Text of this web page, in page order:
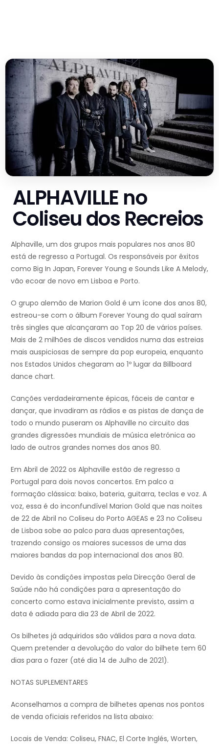
ALPHAVILLE no
Coliseu dos Recreios
Alphaville, um dos grupos mais populares nos anos 80
está de regresso a Portugal. Os responsáveis por êxitos
como Big In Japan, Forever Young e Sounds Like A Melody,
vão ecoar de novo em Lisboa e Porto.
O grupo alemão de Marion Gold é um ícone dos anos 80,
estreou-se com o álbum Forever Young do qual saíram
três singles que alcançaram ao Top 20 de vários países.
Mais de 2 milhões de discos vendidos numa das estreias
mais auspiciosas de sempre da pop europeia, enquanto
nos Estados Unidos chegaram ao 1º lugar da Billboard
dance chart.
Canções verdadeiramente épicas, fáceis de cantar e
dançar, que invadiram as rádios e as pistas de dança de
todo o mundo puseram os Alphaville no circuito das
grandes digressões mundiais de música eletrónica ao
lado de outros grandes nomes dos anos 80.
Em Abril de 2022 os Alphaville estão de regresso a
Portugal para dois novos concertos. Em palco a
formação clássica: baixo, bateria, guitarra, teclas e voz. A
voz, essa é do inconfundível Marion Gold que nas noites
de 22 de Abril no Coliseu do Porto AGEAS e 23 no Coliseu
de Lisboa sobe ao palco para duas apresentações,
trazendo consigo os maiores sucessos de uma das
maiores bandas da pop internacional dos anos 80.
Devido às condições impostas pela Direcção Geral de
Saúde não há condições para a apresentação do
concerto como estava inicialmente previsto, assim a
data é adiada para dia 23 de Abril de 2022.
Os bilhetes já adquiridos são válidos para a nova data.
Quem pretender a devolução do valor do bilhete tem 60
dias para o fazer (até dia 14 de Julho de 2021).
NOTAS SUPLEMENTARES
Aconselhamos a compra de bilhetes apenas nos pontos
de venda oficiais referidos na lista abaixo:
Locais de Venda: Coliseu, FNAC, El Corte Inglés, Worten,